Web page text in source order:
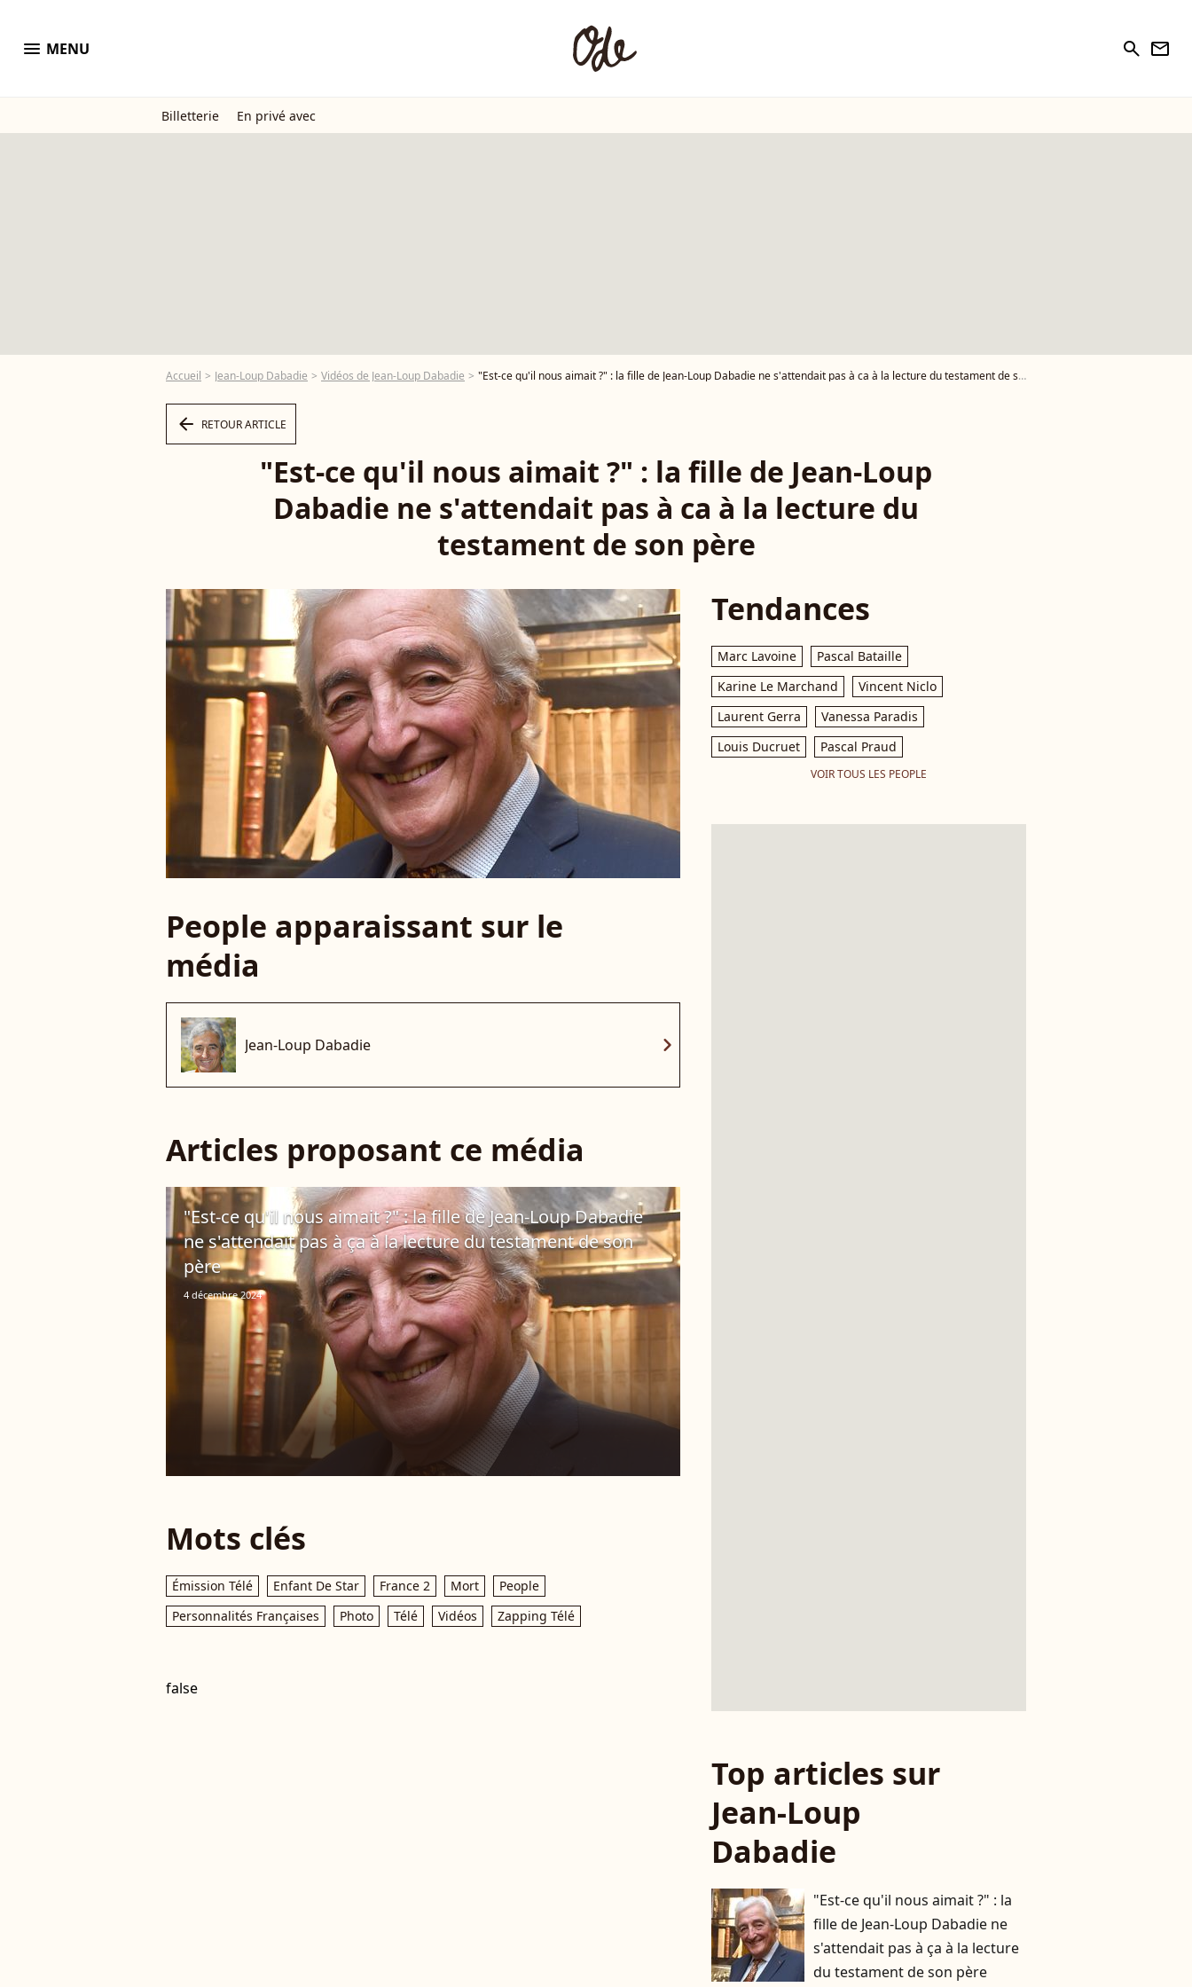
menu MENU search newsletter
Billetterie En privé avec
Accueil Jean-Loup Dabadie Vidéos de Jean-Loup Dabadie "Est-ce qu'il nous aimait ?" : la fille de Jean-Loup Dabadie ne s'attendait pas à ca à la lecture du testament de son père - Vidéo
arrow_left RETOUR ARTICLE
"Est-ce qu'il nous aimait ?" : la fille de Jean-Loup
Dabadie ne s'attendait pas à ca à la lecture du
testament de son père
People apparaissant sur le
média
Jean-Loup Dabadie chevron_right
Articles proposant ce média
"Est-ce qu'il nous aimait ?" : la fille de Jean-Loup Dabadie
ne s'attendait pas à ça à la lecture du testament de son
père
4 décembre 2024
Mots clés
Émission Télé Enfant De Star France 2 Mort
People
Personnalités Françaises
Photo Télé Vidéos Zapping Télé
false
Tendances
Marc Lavoine
Pascal Bataille
Karine Le Marchand
Vincent Niclo
Laurent Gerra
Vanessa Paradis
Louis Ducruet
Pascal Praud
VOIR TOUS LES PEOPLE
Top articles sur
Jean-Loup
Dabadie
"Est-ce qu'il nous aimait ?" : la
fille de Jean-Loup Dabadie ne
s'attendait pas à ça à la lecture
du testament de son père